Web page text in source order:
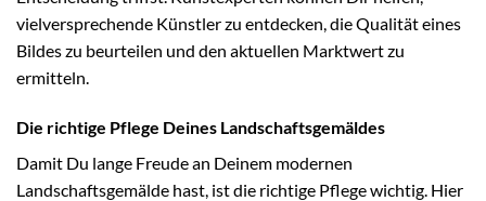
vielversprechende Künstler zu entdecken, die Qualität eines
Bildes zu beurteilen und den aktuellen Marktwert zu
ermitteln.
Die richtige Pflege Deines Landschaftsgemäldes
Damit Du lange Freude an Deinem modernen
Landschaftsgemälde hast, ist die richtige Pflege wichtig. Hier